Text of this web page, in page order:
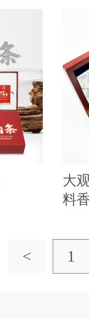
大
料
< 1